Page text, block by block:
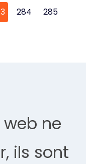
284
285
ne
ils sont